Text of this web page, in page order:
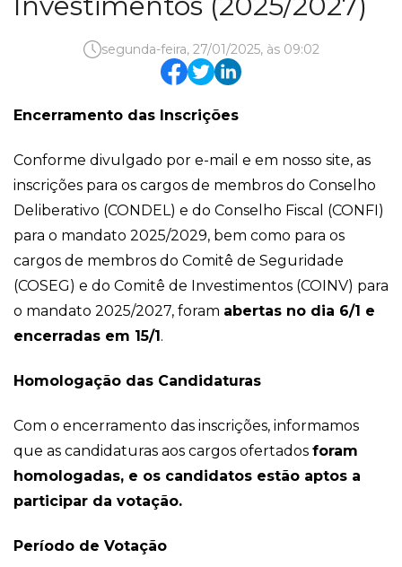
segunda-feira, 27/01/2025, às 09:02
Encerramento das Inscrições
Conforme divulgado por e-mail e em nosso site, as
inscrições para os cargos de membros do Conselho
Deliberativo (CONDEL) e do Conselho Fiscal (CONFI)
para o mandato 2025/2029, bem como para os
cargos de membros do Comitê de Seguridade
(COSEG) e do Comitê de Investimentos (COINV) para
o mandato 2025/2027, foram abertas no dia 6/1 e
encerradas em 15/1.
Homologação das Candidaturas
Com o encerramento das inscrições, informamos
que as candidaturas aos cargos ofertados foram
homologadas, e os candidatos estão aptos a
participar da votação.
Período de Votação